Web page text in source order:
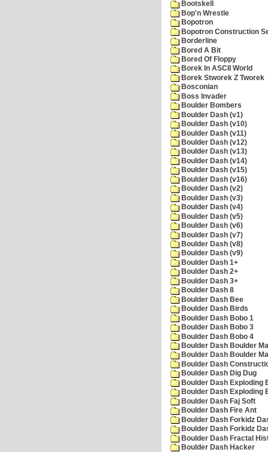
Bootskell
Bop'n Wrestle
Bopotron
Bopotron Construction
Borderline
Bored A Bit
Bored Of Floppy
Borek In ASCII World
Borek Stworek Z Tworek
Bosconian
Boss Invader
Boulder Bombers
Boulder Dash (v1)
Boulder Dash (v10)
Boulder Dash (v11)
Boulder Dash (v12)
Boulder Dash (v13)
Boulder Dash (v14)
Boulder Dash (v15)
Boulder Dash (v16)
Boulder Dash (v2)
Boulder Dash (v3)
Boulder Dash (v4)
Boulder Dash (v5)
Boulder Dash (v6)
Boulder Dash (v7)
Boulder Dash (v8)
Boulder Dash (v9)
Boulder Dash 1+
Boulder Dash 2+
Boulder Dash 3+
Boulder Dash 8
Boulder Dash Bee
Boulder Dash Birds
Boulder Dash Bobo 1
Boulder Dash Bobo 3
Boulder Dash Bobo 4
Boulder Dash Boulder
Boulder Dash Boulder
Boulder Dash
Boulder Dash Dig Dug
Boulder Dash Exploding
Boulder Dash Exploding
Boulder Dash Faj Soft
Boulder Dash Fire Ant
Boulder Dash Forkidz
Boulder Dash Forkidz
Boulder Dash Fractal
Boulder Dash Hacker